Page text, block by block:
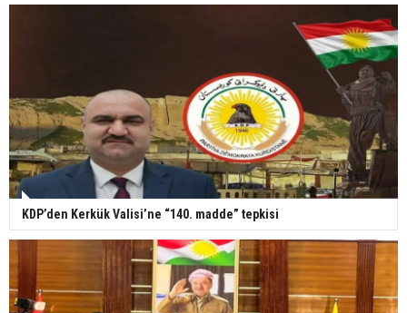
KDP’den Kerkük Valisi’ne “140. madde” tepkisi